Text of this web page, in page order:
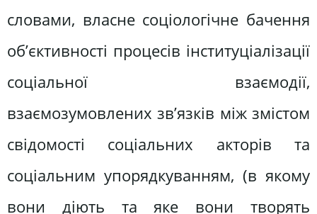
словами, власне соціологічне бачення
об’єктивності процесів інституціалізації
соціальної взаємодії,
взаємозумовлених зв’язків між змістом
свідомості соціальних акторів та
соціальним упорядкуванням, (в якому
вони діють та яке вони творять